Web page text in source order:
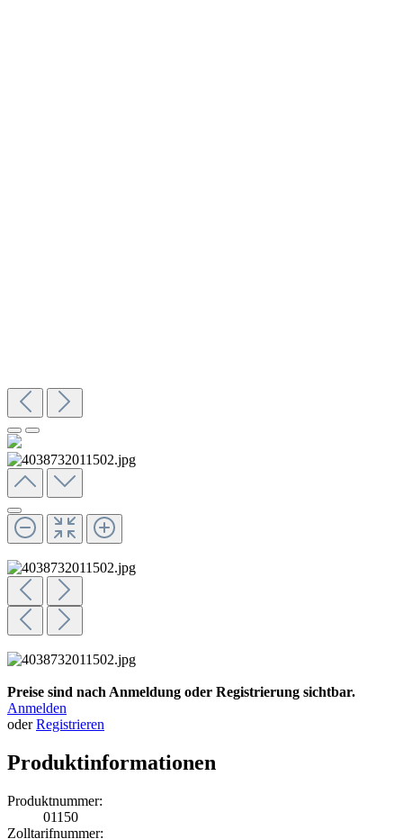
Preise sind nach Anmeldung oder Registrierung sichtbar.
Anmelden
oderRegistrieren
Produktinformationen
Produktnummer:
01150
Zolltarifnummer: